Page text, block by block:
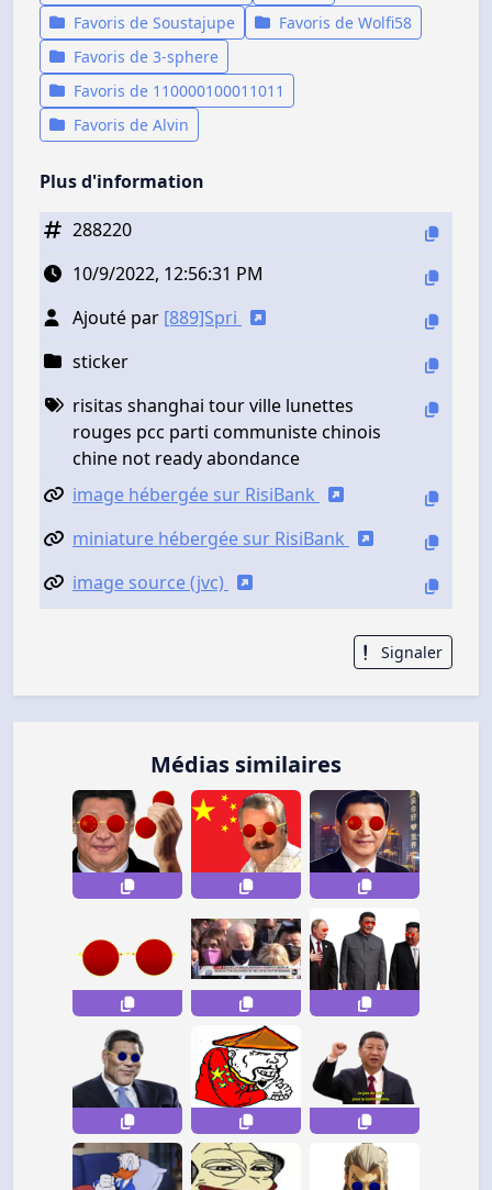
Favoris de Soustajupe
Favoris de Wolfi58
Favoris de 3-sphere
Favoris de 110000100011011
Favoris de Alvin
Plus d'information
288220
10/9/2022, 12:56:31 PM
Ajouté par [889]Spri
sticker
risitas shanghai tour ville lunettes
rouges pcc parti communiste chinois
chine not ready abondance
image hébergée sur RisiBank
miniature hébergée sur RisiBank
image source (jvc)
Signaler
Médias similaires